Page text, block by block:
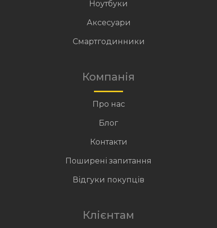
Ноутбуки
Аксесуари
Смартгодинники
Компанія
Про нас
Блог
Контакти
Поширені запитання
Відгуки покупців
Клієнтам